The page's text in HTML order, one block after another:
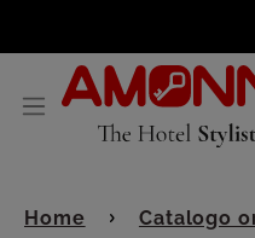
Home
Catalogo